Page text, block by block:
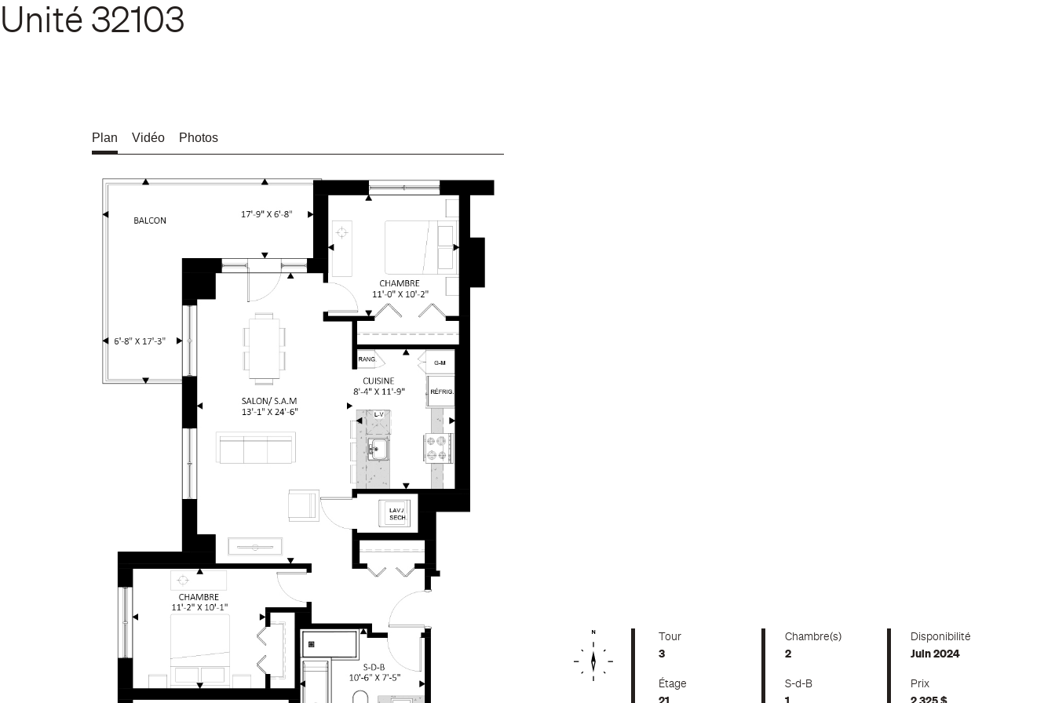
Unité 32103
Plan Vidéo Photos
Tour
3
Étage
21
Chambre(s)
2
S-d-B
1
Disponibilité
Juin 2024
Prix
2 325 $